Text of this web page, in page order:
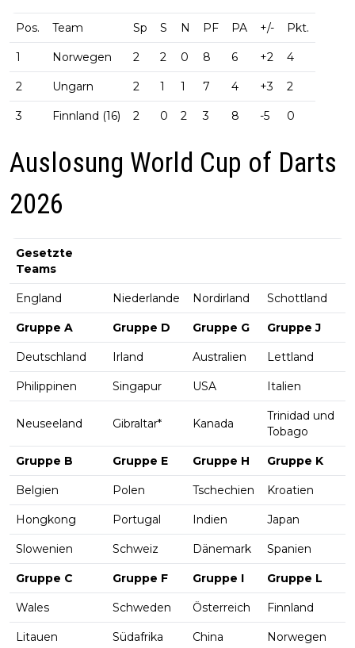
Pos. Team Sp S N PF PA +/- Pkt.
1 Norwegen 2 2 0 8 6 +2 4
2 Ungarn 2 1 1 7 4 +3 2
3 Finnland (16) 2 0 2 3 8 -5 0
Auslosung World Cup of Darts
2026
Gesetzte
Teams
England Niederlande Nordirland Schottland
Gruppe A Gruppe D Gruppe G Gruppe J
Deutschland Irland Australien Lettland
Philippinen Singapur USA Italien
Neuseeland Gibraltar* Kanada
Trinidad und
Tobago
Gruppe B Gruppe E Gruppe H Gruppe K
Belgien Polen Tschechien Kroatien
Hongkong Portugal Indien Japan
Slowenien Schweiz Dänemark Spanien
Gruppe C Gruppe F Gruppe I Gruppe L
Wales Schweden Österreich Finnland
Litauen Südafrika China Norwegen